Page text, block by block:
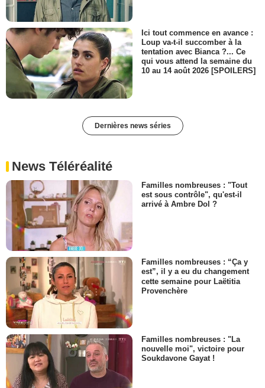
Ici tout commence en avance :
Loup va-t-il succomber à la
tentation avec Bianca ?... Ce
qui vous attend la semaine du
10 au 14 août 2026 [SPOILERS]
Dernières news séries
News Téléréalité
Familles nombreuses : "Tout
est sous contrôle", qu'est-il
arrivé à Ambre Dol ?
Familles nombreuses : “Ça y
est”, il y a eu du changement
cette semaine pour Laëtitia
Provenchère
Familles nombreuses : "La
nouvelle moi", victoire pour
Soukdavone Gayat !